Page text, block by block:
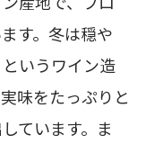
す。冬は穏や
いうワイン造
味をたっぷりと
ています。ま